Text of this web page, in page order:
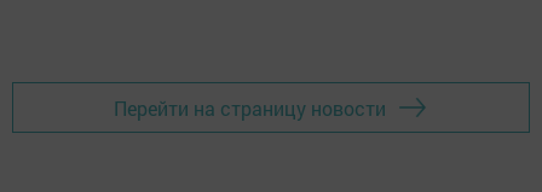
Перейти на страницу новости